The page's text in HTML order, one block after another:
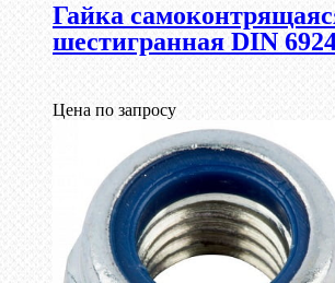
Гайка
шестигранная DIN
Цена по запросу